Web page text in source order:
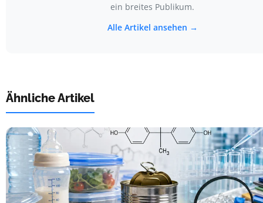
ein breites Publikum.
Alle Artikel ansehen →
Ähnliche Artikel